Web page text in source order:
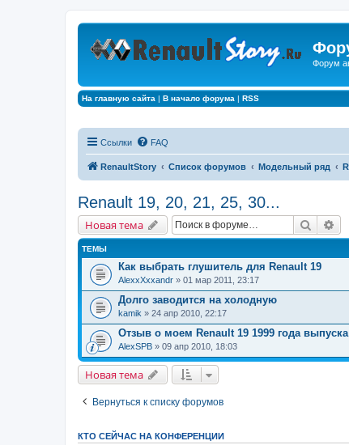
Форум
На главную сайта | В начало форума | RSS
Ссылки FAQ
RenaultStory Список форумов Модельный ряд
Renault 19, 20, 21, 25, 30...
Новая тема Поиск
ТЕМЫ
Как выбрать глушитель для Renault 19
AlexxXxxandr » 01 мар 2011, 23:17
Долго заводится на холодную
kamik » 24 апр 2010, 22:17
Отзыв о моем Renault 19 1999 года выпуска
AlexSPB » 09 апр 2010, 18:03
Новая тема
Вернуться к списку форумов
КТО СЕЙЧАС НА КОНФЕРЕНЦИИ